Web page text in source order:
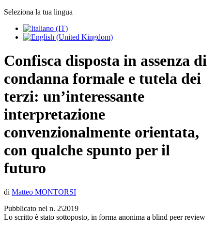
Seleziona la tua lingua
Confisca disposta in assenza di
condanna formale e tutela dei
terzi: un’interessante
interpretazione
convenzionalmente orientata,
con qualche spunto per il
futuro
di Matteo MONTORSI
Pubblicato nel n. 2\2019
Lo scritto è stato sottoposto, in forma anonima a blind peer review